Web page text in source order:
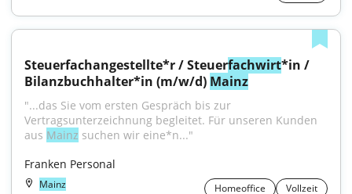
Steuerfachangestellte*r / Steuerfachwirt*in /
Bilanzbuchhalter*in (m/w/d) Mainz
"...das Sie vom ersten Gespräch bis zur
Vertragsunterzeichnung begleitet. Für unseren Kunden
aus Mainz suchen wir eine*n..."
Franken Personal
Mainz Homeoffice Vollzeit